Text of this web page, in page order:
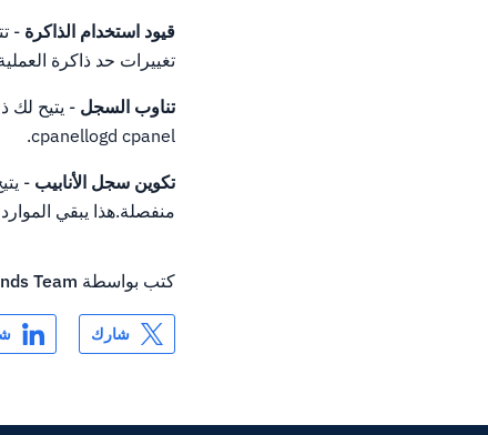
قيود استخدام الذاكرة
تغييرات حد ذاكرة
تناوب السجل - يتيح لك
cpanellogd cpanel.
تكوين سجل الأنابيب
منفصلة.هذا يبقي
كتب بواسطة Team
شارك